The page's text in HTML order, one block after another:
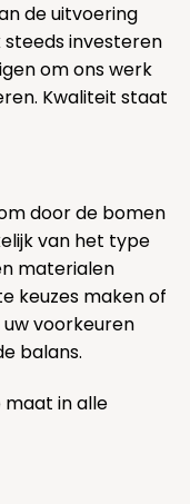
de uitvoering
steeds investeren
om ons werk
Kwaliteit staat
door de bomen
van het type
materialen
keuzes maken of
uw voorkeuren
balans.
maat in alle